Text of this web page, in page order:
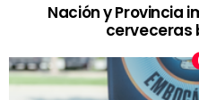
Nación y Provincia
cerveceras